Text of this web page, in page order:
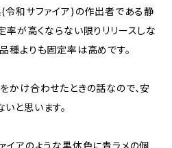
令和サファイア)の作出者である静
率が高くならない限りリリースしな
種よりも固定率は高めです。
かけ合わせたときの話なので、安
と思います。
イアのような黒体色に青ラメの個